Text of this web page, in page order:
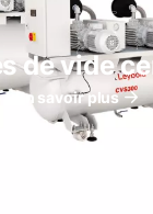
de vide
En savoir plus